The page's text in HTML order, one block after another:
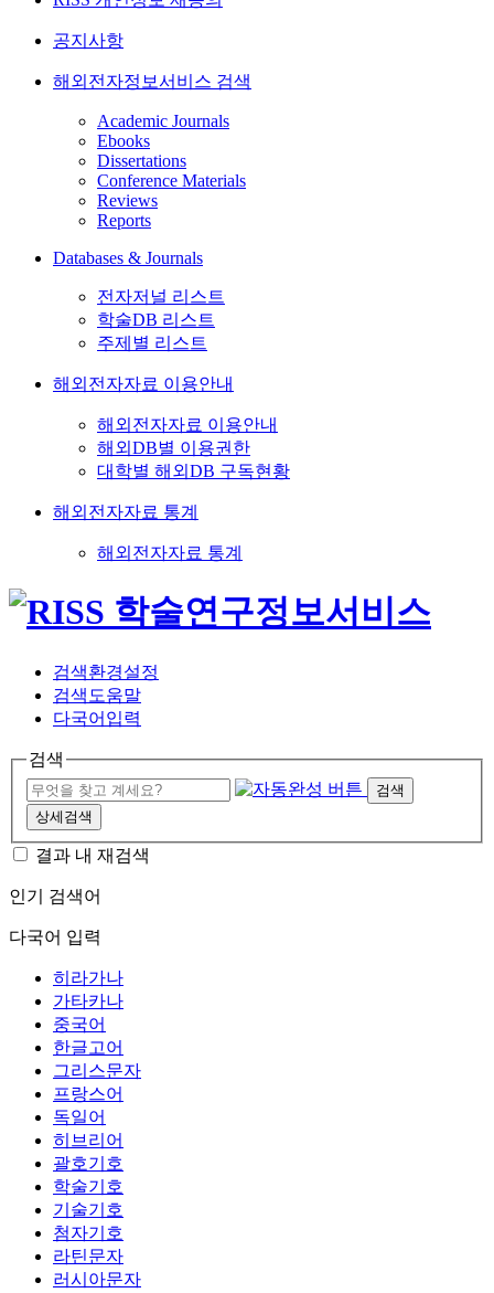
공지사항
해외전자정보서비스 검색
Academic Journals
Ebooks
Dissertations
Conference Materials
Reviews
Reports
Databases & Journals
전자저널 리스트
학술DB 리스트
주제별 리스트
해외전자자료 이용안내
해외전자자료 이용안내
해외DB별 이용권한
대학별 해외DB 구독현황
해외전자자료 통계
해외전자자료 통계
검색환경설정
검색도움말
다국어입력
검색
검색
상세검색
결과 내 재검색
인기 검색어
다국어 입력
히라가나
가타카나
중국어
한글고어
그리스문자
프랑스어
독일어
히브리어
괄호기호
학술기호
기술기호
첨자기호
라틴문자
러시아문자